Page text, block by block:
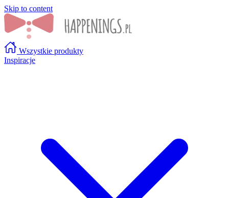
Skip to content
Wszystkie produkty
Inspiracje